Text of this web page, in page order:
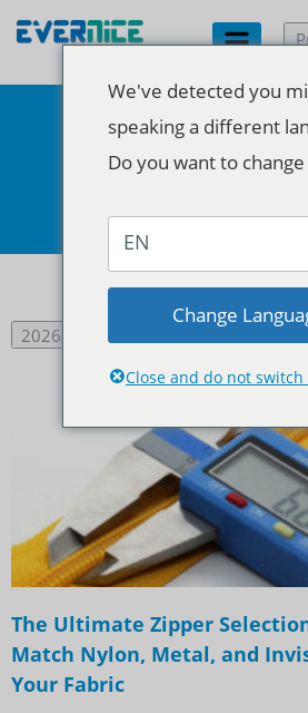
Categoria:
The Ultimate Zipper
Match Nylon, Metal, and
Your Fabric
We've detected you
speaking a different
Do you want to
EN
Change
Close and do not